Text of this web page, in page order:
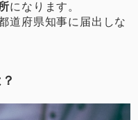
になります。
道府県知事に届出しな